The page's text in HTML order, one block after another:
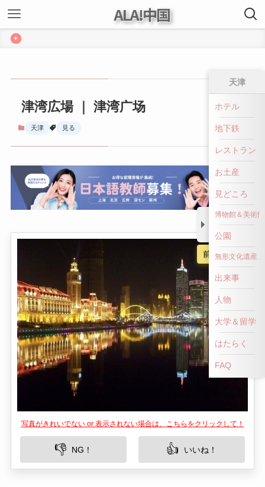
ALA!中国
+
津湾広場 ｜ 津湾广场
天津 見る
前へ戻る
写真がきれいでない or 表示されない場合は、こちらをクリックして！
👎 NG！ 👍 いいね！
天津
ホテル
地下鉄
レストラン
お土産
見どころ
博物館＆美術館
公園
無形文化遺産
出来事
人物
大学＆留学
はたらく
FAQ